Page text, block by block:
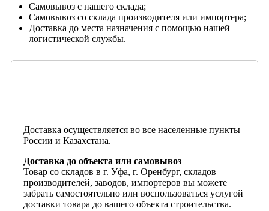
Самовывоз с нашего склада;
Самовывоз со склада производителя или импортера;
Доставка до места назначения с помощью нашей
логистической службы.
Доставка осуществляется во все населенные пункты
России и Казахстана.
Доставка до объекта или самовывоз
Товар со складов в г. Уфа, г. Оренбург, складов
производителей, заводов, импортеров вы можете
забрать самостоятельно или воспользоваться услугой
доставки товара до вашего объекта строительства.